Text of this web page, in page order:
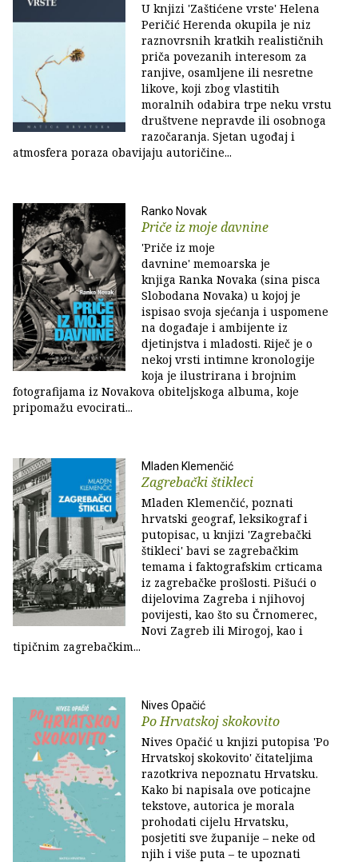
U knjizi 'Zaštićene vrste' Helena
Peričić Herenda okupila je niz
raznovrsnih kratkih realističnih
priča povezanih interesom za
ranjive, osamljene ili nesretne
likove, koji zbog vlastitih
moralnih odabira trpe neku vrstu
društvene nepravde ili osobnoga
razočaranja. Sjetan ugođaj i
atmosfera poraza obavijaju autoričine...
Ranko Novak
Priče iz moje davnine
'Priče iz moje
davnine' memoarska je
knjiga Ranka Novaka (sina pisca
Slobodana Novaka) u kojoj je
ispisao svoja sjećanja i uspomene
na događaje i ambijente iz
djetinjstva i mladosti. Riječ je o
nekoj vrsti intimne kronologije
koja je ilustrirana i brojnim
fotografijama iz Novakova obiteljskoga albuma, koje
pripomažu evocirati...
Mladen Klemenčić
Zagrebački štikleci
Mladen Klemenčić, poznati
hrvatski geograf, leksikograf i
putopisac, u knjizi 'Zagrebački
štikleci' bavi se zagrebačkim
temama i faktografskim crticama
iz zagrebačke prošlosti. Pišući o
dijelovima Zagreba i njihovoj
povijesti, kao što su Črnomerec,
Novi Zagreb ili Mirogoj, kao i
tipičnim zagrebačkim...
Nives Opačić
Po Hrvatskoj skokovito
Nives Opačić u knjizi putopisa 'Po
Hrvatskoj skokovito' čitateljima
razotkriva nepoznatu Hrvatsku.
Kako bi napisala ove poticajne
tekstove, autorica je morala
prohodati cijelu Hrvatsku,
posjetiti sve županije – neke od
njih i više puta – te upoznati